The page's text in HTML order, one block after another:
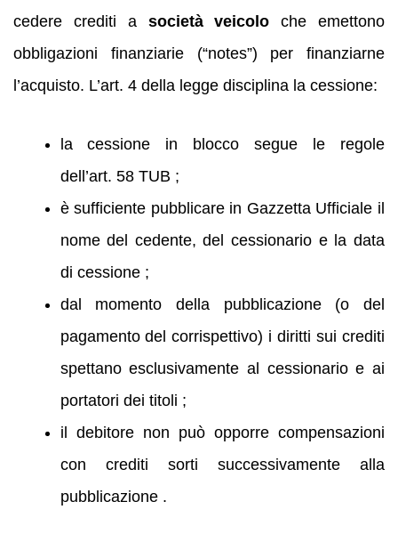
cedere crediti a società veicolo che emettono
obbligazioni finanziarie (“notes”) per finanziarne
l’acquisto. L’art. 4 della legge disciplina la cessione:
la cessione in blocco segue le regole
dell’art. 58 TUB ;
è sufficiente pubblicare in Gazzetta Ufficiale il
nome del cedente, del cessionario e la data
di cessione ;
dal momento della pubblicazione (o del
pagamento del corrispettivo) i diritti sui crediti
spettano esclusivamente al cessionario e ai
portatori dei titoli ;
il debitore non può opporre compensazioni
con crediti sorti successivamente alla
pubblicazione .